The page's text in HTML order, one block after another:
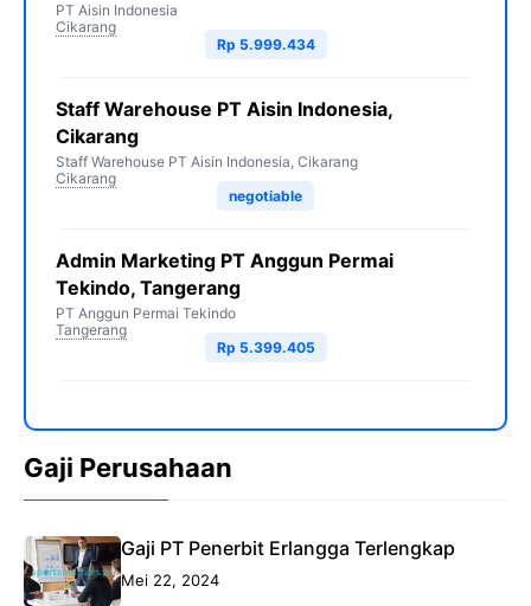
PT Aisin Indonesia
Cikarang
Rp 5.999.434
Staff Warehouse PT Aisin Indonesia,
Cikarang
Staff Warehouse PT Aisin Indonesia, Cikarang
Cikarang
negotiable
Admin Marketing PT Anggun Permai
Tekindo, Tangerang
PT Anggun Permai Tekindo
Tangerang
Rp 5.399.405
Gaji Perusahaan
Gaji PT Penerbit Erlangga Terlengkap
Mei 22, 2024